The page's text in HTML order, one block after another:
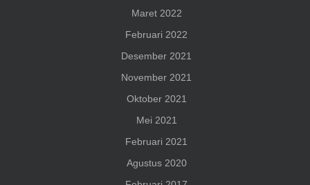
Maret 2022
Februari 2022
Desember 2021
November 2021
Oktober 2021
Mei 2021
Februari 2021
Agustus 2020